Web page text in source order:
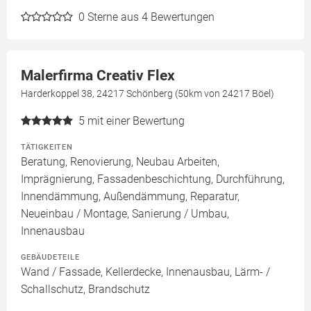
0 Sterne aus 4 Bewertungen
Malerfirma Creativ Flex
Harderkoppel 38, 24217 Schönberg (50km von 24217 Böel)
5 mit einer Bewertung
TÄTIGKEITEN
Beratung, Renovierung, Neubau Arbeiten,
Imprägnierung, Fassadenbeschichtung, Durchführung,
Innendämmung, Außendämmung, Reparatur,
Neueinbau / Montage, Sanierung / Umbau,
Innenausbau
GEBÄUDETEILE
Wand / Fassade, Kellerdecke, Innenausbau, Lärm- /
Schallschutz, Brandschutz